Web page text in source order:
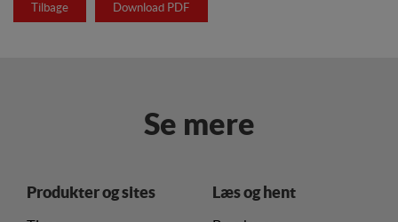
Tilbage Download PDF
Se mere
Produkter og sites Læs og hent